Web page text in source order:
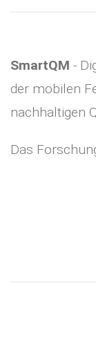
SmartQM -
der mobilen
nachhaltigen
Das